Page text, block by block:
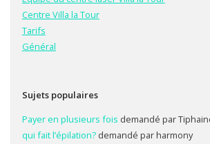
Centre Villa la Tour
Tarifs
Général
Sujets populaires
Payer en plusieurs fois demandé par
qui fait l’épilation?demandé par harmony